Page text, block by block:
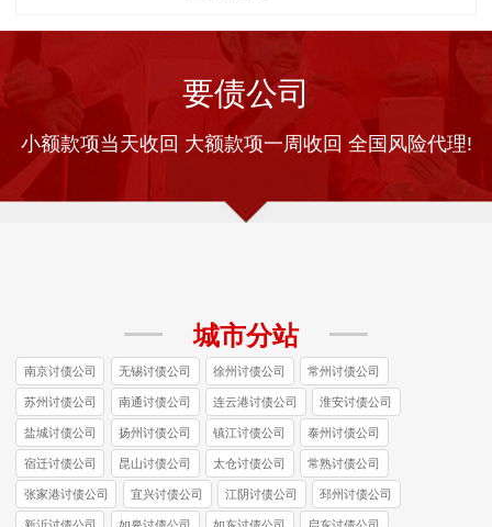
要债公司
小额款项当天收回 大额款项一周收回 全国风险代理!
城市分站
南京讨债公司 无锡讨债公司 徐州讨债公司 常州讨债公司
苏州讨债公司 南通讨债公司 连云港讨债公司 淮安讨债公司
盐城讨债公司 扬州讨债公司 镇江讨债公司 泰州讨债公司
宿迁讨债公司 昆山讨债公司 太仓讨债公司 常熟讨债公司
张家港讨债公司 宜兴讨债公司 江阴讨债公司 邳州讨债公司